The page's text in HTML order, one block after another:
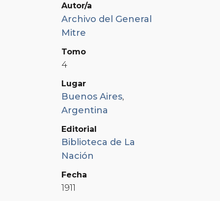
Autor/a
Archivo del General
Mitre
Tomo
4
Lugar
Buenos Aires,
Argentina
Editorial
Biblioteca de La
Nación
Fecha
1911